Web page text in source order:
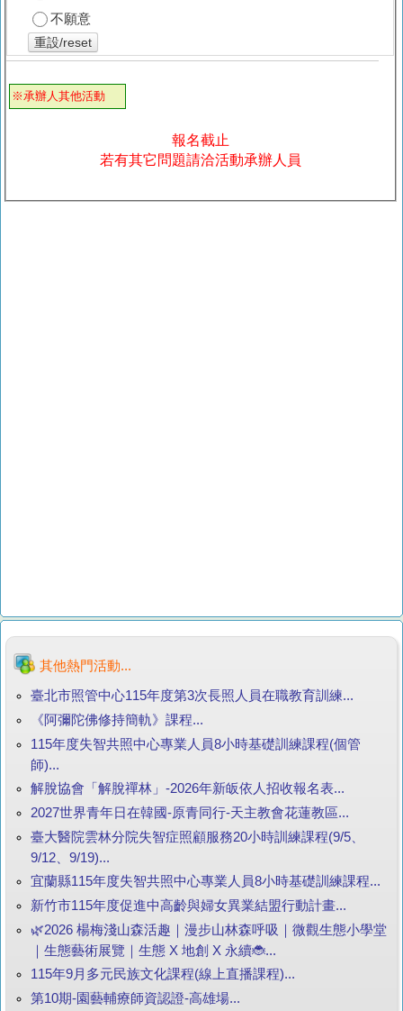
不願意
重設/reset
※承辦人其他活動
報名截止
若有其它問題請洽活動承辦人員
其他熱門活動...
臺北市照管中心115年度第3次長照人員在職教育訓練...
《阿彌陀佛修持簡軌》課程...
115年度失智共照中心專業人員8小時基礎訓練課程(個管
師)...
解脫協會「解脫禪林」-2026年新皈依人招收報名表...
2027世界青年日在韓國-原青同行-天主教會花蓮教區...
臺大醫院雲林分院失智症照顧服務20小時訓練課程(9/5、
9/12、9/19)...
宜蘭縣115年度失智共照中心專業人員8小時基礎訓練課程...
新竹市115年度促進中高齡與婦女異業結盟行動計畫...
🌿2026 楊梅淺山森活趣｜漫步山林森呼吸｜微觀生態小學堂
｜生態藝術展覽｜生態 X 地創 X 永續🐞...
115年9月多元民族文化課程(線上直播課程)...
第10期-園藝輔療師資認證-高雄場...